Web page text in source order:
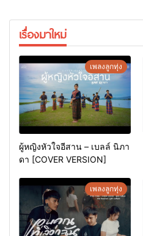
เรื่องมาใหม่
เพลงลูกทุ่ง
ผู้หญิงหัวใจอีสาน – เบลล์ นิภา
ดา [COVER VERSION]
เพลงลูกทุ่ง